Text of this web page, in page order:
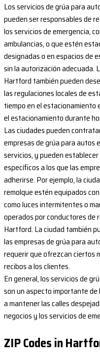
Los servicios de grúa para
pueden ser responsables de
los servicios de emergencia,
ambulancias, o que estén
designadas o en espacios de
sin la autorización adecuada.
Hartford también pueden
las regulaciones locales de
tiempo en el estacionamiento
el estacionamiento durante
Las ciudades pueden
empresas de grúa para
servicios, y pueden
específicos a los que las
adherirse. Por ejemplo, la
remolque estén equipados
como luces intermitentes o
operados por conductores de
Hartford. La ciudad también
las empresas de grúa para
requerir que ofrezcan ciertos
recibos a los clientes.
En general, los servicios de
son un aspecto importante
a mantener las calles
negocios y los servicios de
ZIP Codes in